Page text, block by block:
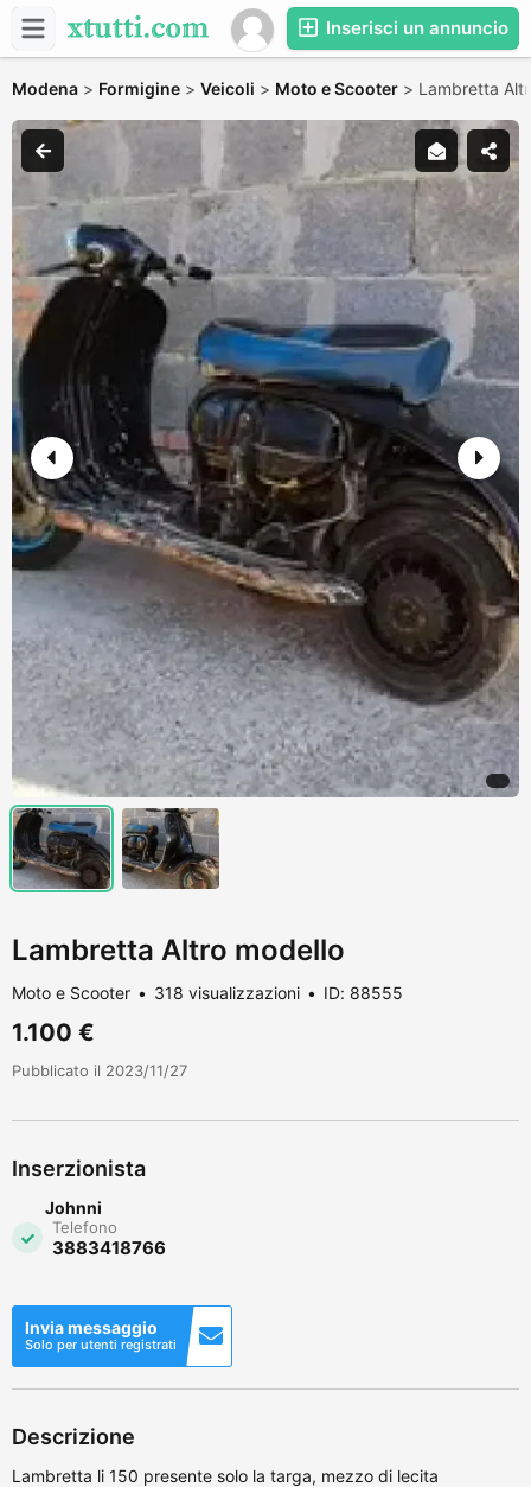
Inserisci un annuncio
Modena > Formigine > Veicoli > Moto e Scooter > Lambretta
Lambretta Altro modello
Moto e Scooter 318 visualizzazioni ID: 88555
1.100 €
Pubblicato il 2023/11/27
Inserzionista
Johnni
Telefono
3883418766
Invia messaggio
Solo per utenti registrati
Descrizione
Lambretta li 150 presente solo la targa, mezzo di lecita